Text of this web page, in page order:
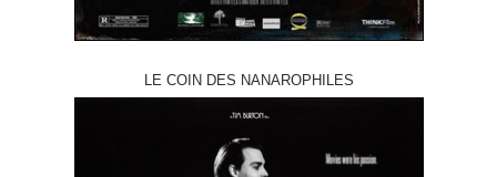
LE COIN DES NANAROPHILES